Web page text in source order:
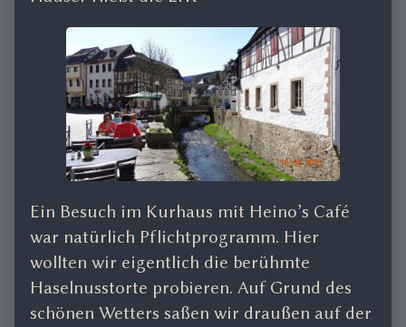
Ein Besuch im Kurhaus mit Heino’s Café
war natürlich Pflichtprogramm. Hier
wollten wir eigentlich die berühmte
Haselnusstorte probieren. Auf Grund des
schönen Wetters saßen wir draußen auf der